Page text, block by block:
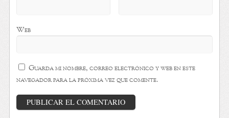
Web
Guarda mi nombre, correo electrónico y web en este
navegador para la próxima vez que comente.